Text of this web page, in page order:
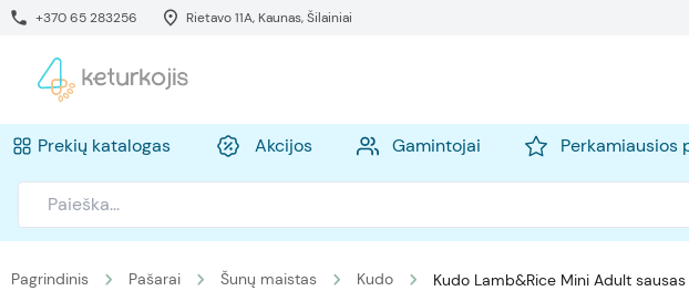
+370 65 283256 Rietavo 11A, Kaunas, Šilainiai
Prekių katalogas Akcijos Gamintojai Perkamiausios
Pagrindinis Pašarai Šunų maistas Kudo Kudo Lamb&Rice Mini Adult